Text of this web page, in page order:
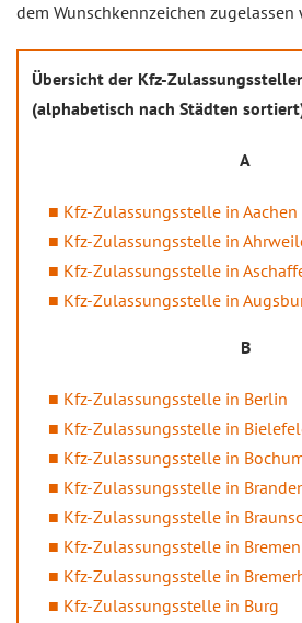
dem Wunschkennzeichen zugelassen
Übersicht der Kfz-
(alphabetisch nach Städten
A
Kfz-Zulassungsstelle in Aachen
Kfz-Zulassungsstelle in
Kfz-Zulassungsstelle in
Kfz-Zulassungsstelle in
B
Kfz-Zulassungsstelle in Berlin
Kfz-Zulassungsstelle in
Kfz-Zulassungsstelle in
Kfz-Zulassungsstelle in
Kfz-Zulassungsstelle in
Kfz-Zulassungsstelle in Bremen
Kfz-Zulassungsstelle in
Kfz-Zulassungsstelle in Burg